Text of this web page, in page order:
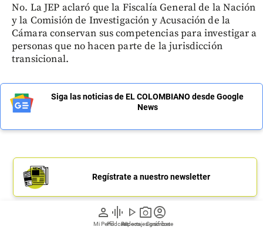
person
Mi Perfil
graphic_eq
Pódcast
play_arrow
Videos
photo_camera
Reportajes gráficos
account_circle
Suscríbete
No. La JEP aclaró que la Fiscalía General de la Nación
y la Comisión de Investigación y Acusación de la
Cámara conservan sus competencias para investigar a
personas que no hacen parte de la jurisdicción
transicional.
Siga las noticias de EL COLOMBIANO desde Google
News
Regístrate a nuestro newsletter
Únete a nuestro canal de Whatsapp